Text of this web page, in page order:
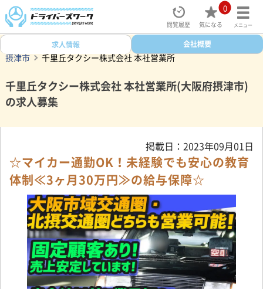
閲覧履歴
0
気になる メニュー
ドライバーズワークトップ
大阪府
摂津市
千里丘タクシー株式会社 本社営業所
千里丘タクシー株式会社 本社営業所(大阪府摂津市)
の求人募集
求人情報 会社概要
掲載日：2023年09月01日
☆マイカー通勤OK！未経験でも安心の教育
体制≪3ヶ月30万円≫の給与保障☆